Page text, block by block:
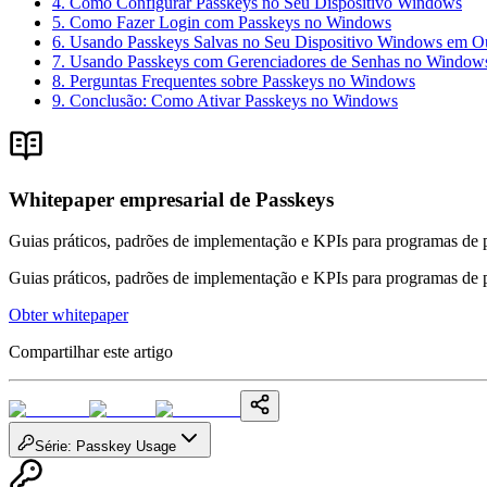
5. Como Fazer Login com Passkeys no Windows
6. Usando Passkeys Salvas no Seu Dispositivo Windows em
7. Usando Passkeys com Gerenciadores de Senhas no
8. Perguntas Frequentes sobre Passkeys no Windows
9. Conclusão: Como Ativar Passkeys no Windows
Whitepaper empresarial de Passkeys
Guias práticos, padrões de implementação e KPIs para programas de
Guias práticos, padrões de implementação e KPIs para programas de
Obter whitepaper
Compartilhar este artigo
Série: Passkey Usage